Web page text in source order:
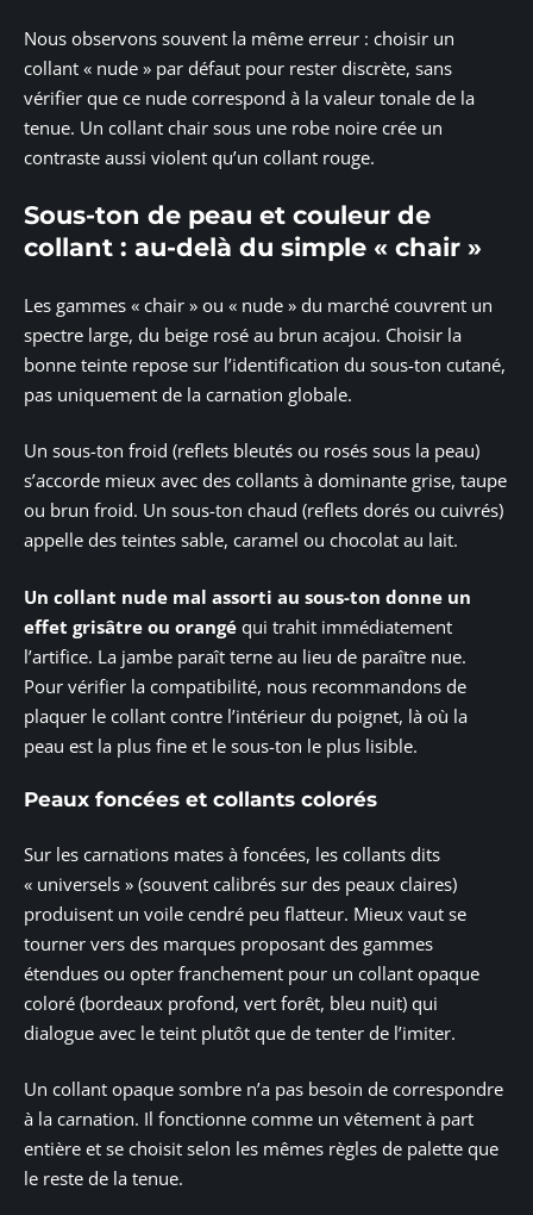
Nous observons souvent la même erreur : choisir un
collant « nude » par défaut pour rester discrète, sans
vérifier que ce nude correspond à la valeur tonale de la
tenue. Un collant chair sous une robe noire crée un
contraste aussi violent qu’un collant rouge.
Sous-ton de peau et couleur de
collant : au-delà du simple « chair »
Les gammes « chair » ou « nude » du marché couvrent un
spectre large, du beige rosé au brun acajou. Choisir la
bonne teinte repose sur l’identification du sous-ton cutané,
pas uniquement de la carnation globale.
Un sous-ton froid (reflets bleutés ou rosés sous la peau)
s’accorde mieux avec des collants à dominante grise, taupe
ou brun froid. Un sous-ton chaud (reflets dorés ou cuivrés)
appelle des teintes sable, caramel ou chocolat au lait.
Un collant nude mal assorti au sous-ton donne un
effet grisâtre ou orangé qui trahit immédiatement
l’artifice. La jambe paraît terne au lieu de paraître nue.
Pour vérifier la compatibilité, nous recommandons de
plaquer le collant contre l’intérieur du poignet, là où la
peau est la plus fine et le sous-ton le plus lisible.
Peaux foncées et collants colorés
Sur les carnations mates à foncées, les collants dits
« universels » (souvent calibrés sur des peaux claires)
produisent un voile cendré peu flatteur. Mieux vaut se
tourner vers des marques proposant des gammes
étendues ou opter franchement pour un collant opaque
coloré (bordeaux profond, vert forêt, bleu nuit) qui
dialogue avec le teint plutôt que de tenter de l’imiter.
Un collant opaque sombre n’a pas besoin de correspondre
à la carnation. Il fonctionne comme un vêtement à part
entière et se choisit selon les mêmes règles de palette que
le reste de la tenue.